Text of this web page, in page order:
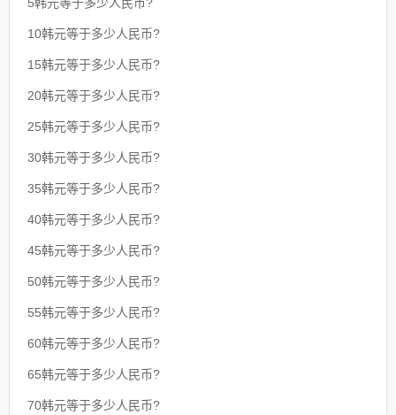
5韩元等于多少人民币?
10韩元等于多少人民币?
15韩元等于多少人民币?
20韩元等于多少人民币?
25韩元等于多少人民币?
30韩元等于多少人民币?
35韩元等于多少人民币?
40韩元等于多少人民币?
45韩元等于多少人民币?
50韩元等于多少人民币?
55韩元等于多少人民币?
60韩元等于多少人民币?
65韩元等于多少人民币?
70韩元等于多少人民币?